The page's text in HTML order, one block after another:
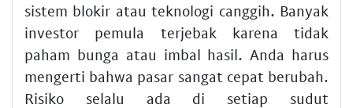
sistem blokir atau teknologi canggih. Banyak
investor pemula terjebak karena tidak
paham bunga atau imbal hasil. Anda harus
mengerti bahwa pasar sangat cepat berubah.
Risiko selalu ada di setiap sudut